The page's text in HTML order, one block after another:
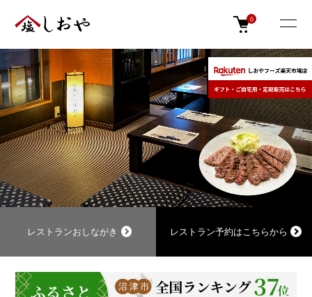
0
レストランおしながき レストラン予約はこちらから